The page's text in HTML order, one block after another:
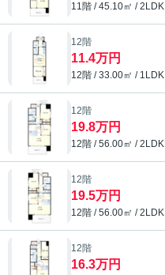
11階 / 45.10㎡ / 2LDK
12階
11.4万円
12階 / 33.00㎡ / 1LDK
12階
19.8万円
12階 / 56.00㎡ / 2LDK
12階
19.5万円
12階 / 56.00㎡ / 2LDK
12階
16.3万円